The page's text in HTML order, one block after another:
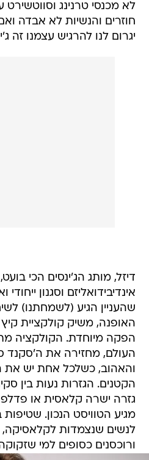
לא מכנסי טרנינג
חוזרים והנשיות לא אבדה
יגרום לנו להרגיש עצמנו זה
דיזל, מותג הג'ינסים הכי
אינדיבידואליזם וסגנון
שהעניין הגיע (לשמחתנו)
האופנה, משיק קולקציית
הפקה מיוחדת. הקולקציה
העולם, מחזירה את ה'סקנד
והאהוב, כשלכל אחת יש את
הקטנים. הגזרות נעות בין
גזרה ישרה קלאסית או
מגיע הטוויסט הנכון. שטיפות
לנשים שנצמדות
ורוכסנים כסופים למי